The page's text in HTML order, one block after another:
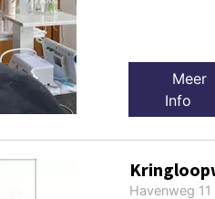
Meer
Info
Havenweg 11